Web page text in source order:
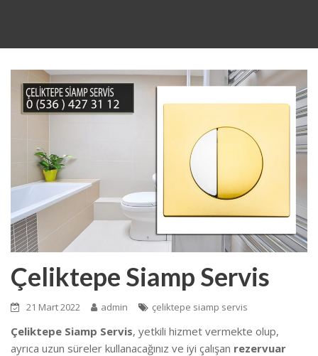
Çeliktepe Siamp Servis
21 Mart 2022 admin çeliktepe siamp servis
Çeliktepe Siamp Servis, yetkili hizmet vermekte olup,
ayrıca uzun süreler kullanacağınız ve iyi çalışan rezervuar